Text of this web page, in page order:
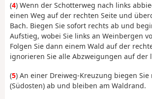
(4) Wenn der Schotterweg nach links
einen Weg auf der rechten Seite und
Bach. Biegen Sie sofort rechts ab und
Aufstieg, wobei Sie links an Weinbergen
Folgen Sie dann einem Wald auf der
ignorieren Sie alle Abzweigungen auf der
(5) An einer Dreiweg-Kreuzung biegen Sie
(Südosten) ab und bleiben am Waldrand.